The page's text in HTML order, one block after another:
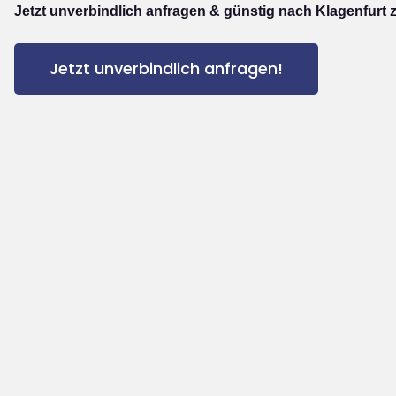
Jetzt unverbindlich anfragen & günstig nach Klagenfurt
Jetzt unverbindlich anfragen!